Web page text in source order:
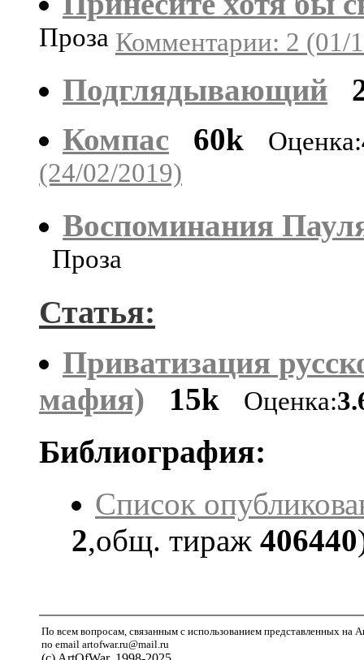
Проза Комментарии: 2 (01/
Подглядывающий
Компас
60k Оценка:
(24/02/2019)
Воспоминания
Проза
Статья:
Приватизация
мафия)
15k Оценка:
Библиография:
Список
2,общ. тираж 406440
По всем вопросам, связанным с использованием представленных на
по email artofwar.ru@mail.ru